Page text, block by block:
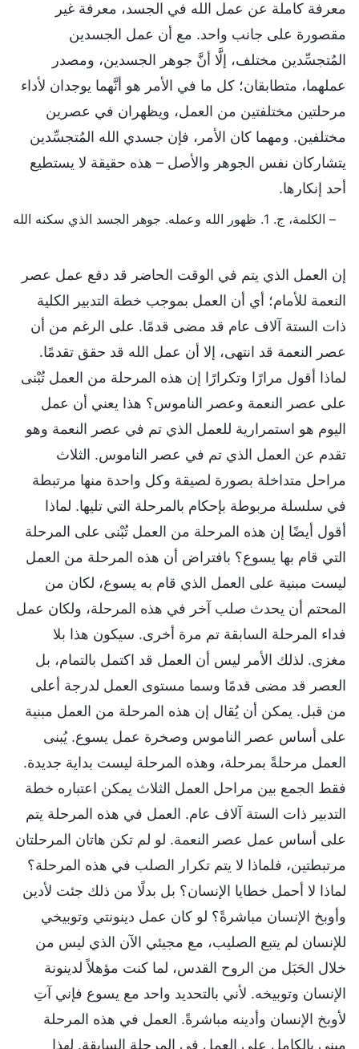
معرفة كاملة عن عمل الله في الجسد، معرفة غير
مقصورة على جانب واحد. مع أن عمل الجسدين
المُتجسِّدين مختلف، إلَّا أنَّ جوهر الجسدين، ومصدر
عملهما، متطابقان؛ كل ما في الأمر هو أنَّهما يوجدان لأداء
مرحلتين مختلفتين من العمل، ويظهران في عصرين
مختلفين. ومهما كان الأمر، فإن جسدي الله المُتجسِّدين
يتشاركان نفس الجوهر والأصل – هذه حقيقة لا يستطيع
أحد إنكارها.
– الكلمة، ج. 1. ظهور الله وعمله. جوهر الجسد الذي سكنه الله
إن العمل الذي يتم في الوقت الحاضر قد دفع عمل عصر
النعمة للأمام؛ أي أن العمل بموجب خطة التدبير الكلية
ذات الستة آلاف عام قد مضى قدمًا. على الرغم من أن
عصر النعمة قد انتهى، إلا أن عمل الله قد حقق تقدمًا.
لماذا أقول مرارًا وتكرارًا إن هذه المرحلة من العمل تُبْنى
على عصر النعمة وعصر الناموس؟ هذا يعني أن عمل
اليوم هو استمرارية للعمل الذي تم في عصر النعمة وهو
تقدم عن العمل الذي تم في عصر الناموس. الثلاث
مراحل متداخلة بصورة لصيقة وكل واحدة منها مرتبطة
في سلسلة مربوطة بإحكام بالمرحلة التي تليها. لماذا
أقول أيضًا إن هذه المرحلة من العمل تُبْنى على المرحلة
التي قام بها يسوع؟ بافتراض أن هذه المرحلة من العمل
ليست مبنية على العمل الذي قام به يسوع، لكان من
المحتم أن يحدث صلب آخر في هذه المرحلة، ولكان عمل
فداء المرحلة السابقة تم مرة أخرى. سيكون هذا بلا
مغزى. لذلك الأمر ليس أن العمل قد اكتمل بالتمام، بل
العصر قد مضى قدمًا وسما مستوى العمل لدرجة أعلى
من قبل. يمكن أن يُقال إن هذه المرحلة من العمل مبنية
على أساس عصر الناموس وصخرة عمل يسوع. يُبنى
العمل مرحلةً بمرحلة، وهذه المرحلة ليست بداية جديدة.
فقط الجمع بين مراحل العمل الثلاث يمكن اعتباره خطة
التدبير ذات الستة آلاف عام. العمل في هذه المرحلة يتم
على أساس عمل عصر النعمة. لو لم تكن هاتان المرحلتان
مرتبطتين، فلماذا لا يتم تكرار الصلب في هذه المرحلة؟
لماذا لا أحمل خطايا الإنسان؟ بل بدلًا من ذلك جئت لأدين
وأوبخ الإنسان مباشرةً؟ لو كان عمل دينونتي وتوبيخي
للإنسان لم يتبع الصليب، مع مجيئي الآن الذي ليس من
خلال الحَبَل من الروح القدس، لما كنت مؤهلاً لدينونة
الإنسان وتوبيخه. لأني بالتحديد واحد مع يسوع فإني آتِ
لأوبخ الإنسان وأدينه مباشرةً. العمل في هذه المرحلة
مبني بالكامل على العمل في المرحلة السابقة. لهذا